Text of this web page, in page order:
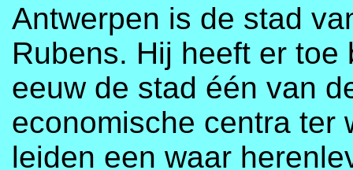
Antwerpen is de stad
Rubens. Hij heeft er
eeuw de stad één van
economische centra ter
leiden een waar